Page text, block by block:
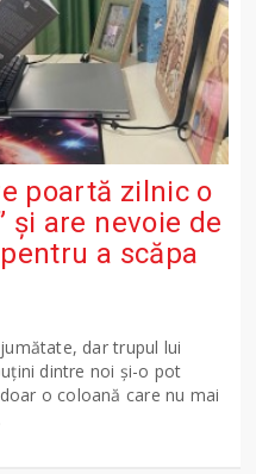
poartă zilnic o
și are nevoie de
a scăpa
dar trupul lui
dintre noi și-o pot
o coloană care nu mai